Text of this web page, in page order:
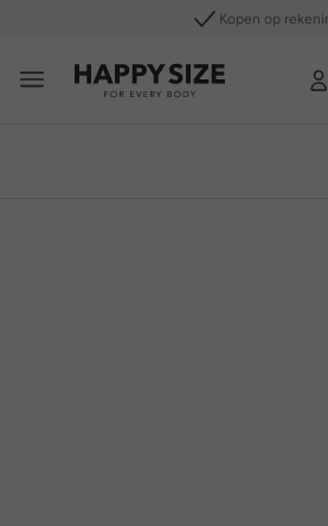
Gratis